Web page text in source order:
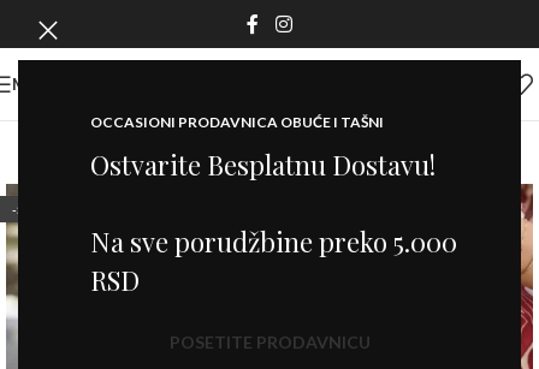
OCCASIONI PRODAVNICA OBUĆE I TAŠNI
Ostvarite Besplatnu Dostavu!
Na sve porudžbine preko 5.000
RSD
POSETITE PRODAVNICU
MENI
-50%